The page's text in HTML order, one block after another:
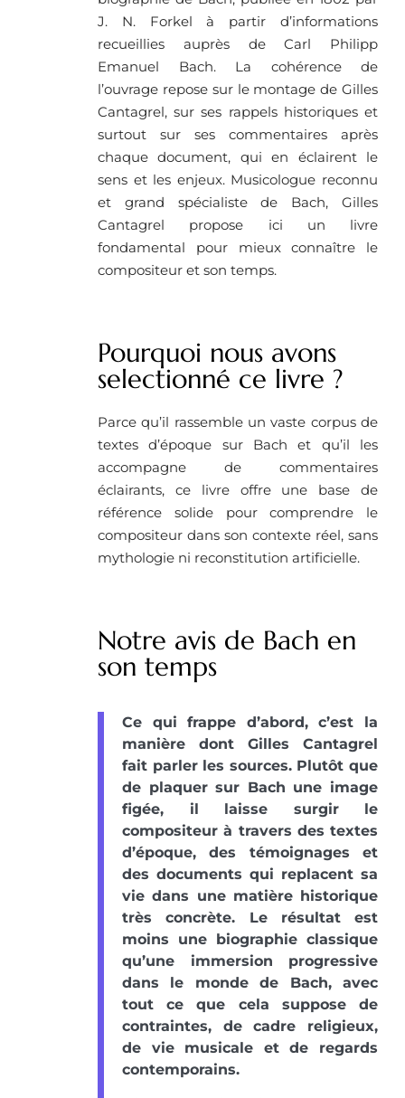
J. N. Forkel à partir d’informations
recueillies auprès de Carl Philipp
Emanuel Bach. La cohérence de
l’ouvrage repose sur le montage de Gilles
Cantagrel, sur ses rappels historiques et
surtout sur ses commentaires après
chaque document, qui en éclairent le
sens et les enjeux. Musicologue reconnu
et grand spécialiste de Bach, Gilles
Cantagrel propose ici un livre
fondamental pour mieux connaître le
compositeur et son temps.
Pourquoi nous avons
selectionné ce livre ?
Parce qu’il rassemble un vaste corpus de
textes d’époque sur Bach et qu’il les
accompagne de commentaires
éclairants, ce livre offre une base de
référence solide pour comprendre le
compositeur dans son contexte réel, sans
mythologie ni reconstitution artificielle.
Notre avis de Bach en
son temps
Ce qui frappe d’abord, c’est la
manière dont Gilles Cantagrel
fait parler les sources. Plutôt que
de plaquer sur Bach une image
figée, il laisse surgir le
compositeur à travers des textes
d’époque, des témoignages et
des documents qui replacent sa
vie dans une matière historique
très concrète. Le résultat est
moins une biographie classique
qu’une immersion progressive
dans le monde de Bach, avec
tout ce que cela suppose de
contraintes, de cadre religieux,
de vie musicale et de regards
contemporains.